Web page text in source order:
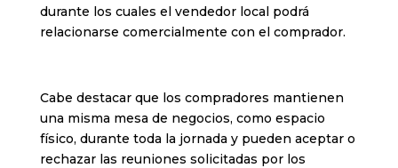
durante los cuales el vendedor local podrá
relacionarse comercialmente con el comprador.
Cabe destacar que los compradores mantienen
una misma mesa de negocios, como espacio
físico, durante toda la jornada y pueden aceptar o
rechazar las reuniones solicitadas por los